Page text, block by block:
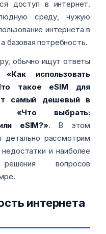
доступ в интернет.
среду, чужую
интернета в
базовая потребность.
обычно ищут ответы
«Как использовать
такое eSIM для
самый дешевый в
«Что выбрать:
eSIM?». В этом
рассмотрим
и наиболее
вопросов
интернета